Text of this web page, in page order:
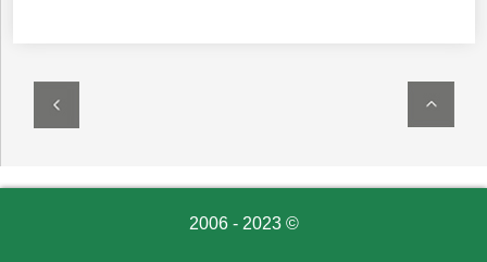
2006 - 2023 ©